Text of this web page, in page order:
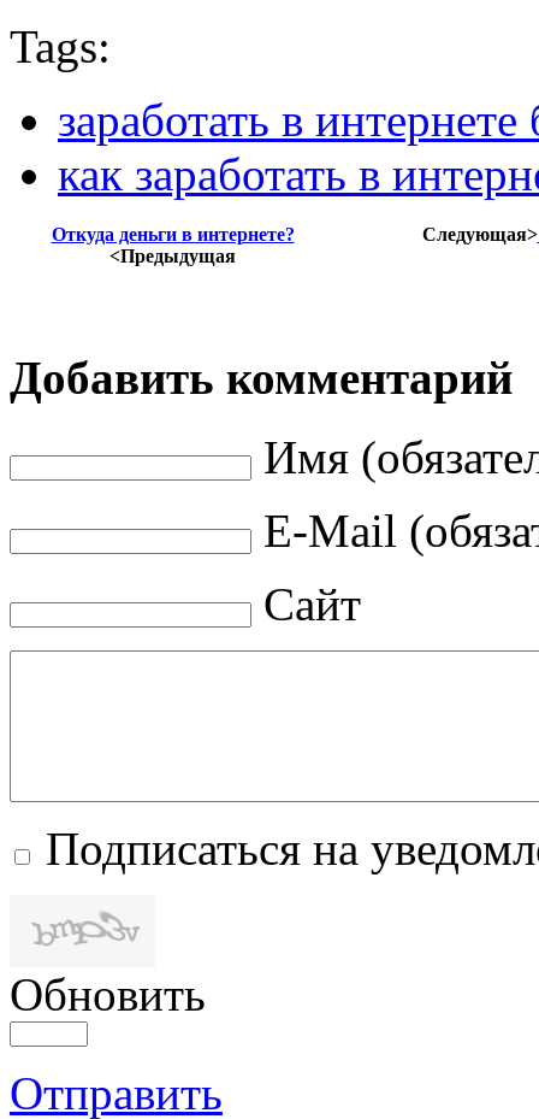
Tags:
заработать в
как заработать в
Откуда деньги в интернете?
<Предыдущая
Следующая>
Добавить комментарий
Имя
E-Mail
Сайт
Подписаться на
Обновить
Отправить